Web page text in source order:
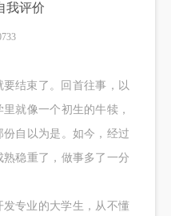
我评价
结束了。回首往事，以
就像一个初生的牛犊，
自以为是。如今，经过
稳重了，做事多了一分
专业的大学生，从不懂